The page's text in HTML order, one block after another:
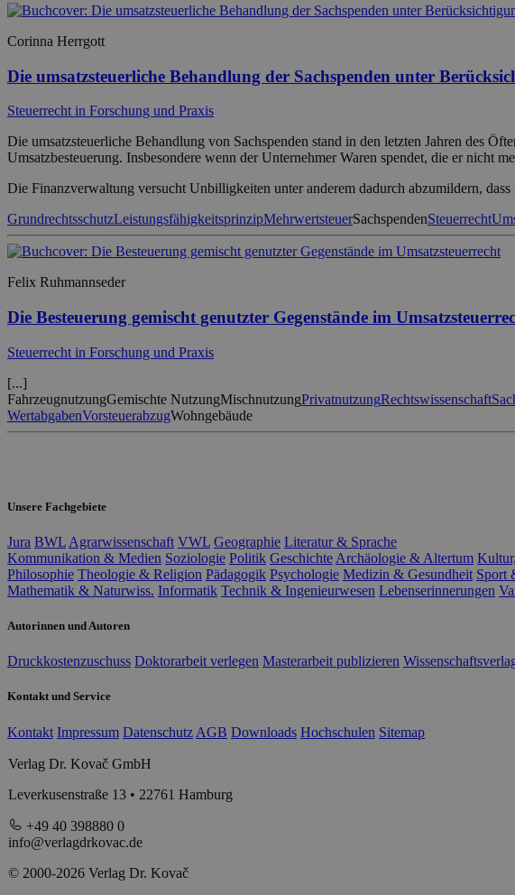
Corinna Herrgott
Die umsatzsteuerliche Behandlung der Sachspenden unter
Steuerrecht in Forschung und Praxis
Die umsatzsteuerliche Behandlung von Sachspenden stand in den letzten Jahren des
Umsatzbesteuerung. Insbesondere wenn der Unternehmer Waren spendet, die er nicht
Die Finanzverwaltung versucht Unbilligkeiten unter anderem dadurch abzumildern,
GrundrechtsschutzLeistungsfähigkeitsprinzipMehrwertsteuerSachspendenSteuerrecht
Felix Ruhmannseder
Die Besteuerung gemischt genutzter Gegenstände im
Steuerrecht in Forschung und Praxis
[...]
FahrzeugnutzungGemischte NutzungMischnutzungPrivatnutzungRechtswissenschaft
WertabgabenVorsteuerabzugWohngebäude
Unsere Fachgebiete
Jura BWL Agrarwissenschaft VWL Geographie Literatur & Sprache
Kommunikation & Medien Soziologie Politik Geschichte Archäologie & Altertum
Philosophie Theologie & Religion Pädagogik Psychologie Medizin & Gesundheit Sport
Mathematik & Naturwiss. Informatik Technik & Ingenieurwesen Lebenserinnerungen
Autorinnen und Autoren
Druckkostenzuschuss Doktorarbeit verlegen Masterarbeit publizieren
Kontakt und Service
Kontakt Impressum Datenschutz AGB Downloads Hochschulen Sitemap
Verlag Dr. Kovač GmbH
Leverkusenstraße 13 • 22761 Hamburg
+49 40 398880 0
info@verlagdrkovac.de
© 2000-2026 Verlag Dr. Kovač